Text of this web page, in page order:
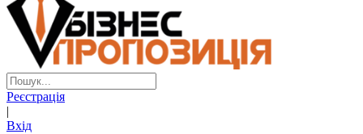
Реєстрація
|
Вхід